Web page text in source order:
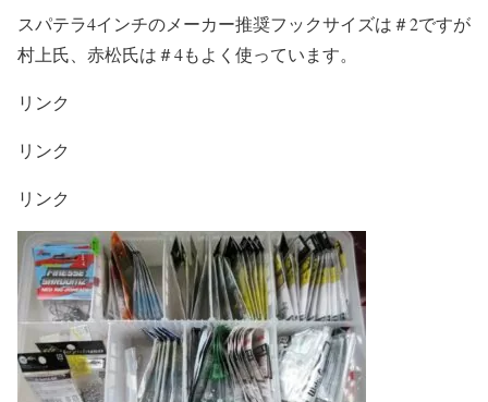
スパテラ4インチのメーカー推奨フックサイズは＃2ですが
村上氏、赤松氏は＃4もよく使っています。
リンク
リンク
リンク